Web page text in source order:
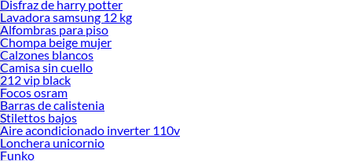
Disfraz de harry potter
Lavadora samsung 12 kg
Alfombras para piso
Chompa beige mujer
Calzones blancos
Camisa sin cuello
212 vip black
Focos osram
Barras de calistenia
Stilettos bajos
Aire acondicionado inverter 110v
Lonchera unicornio
Funko